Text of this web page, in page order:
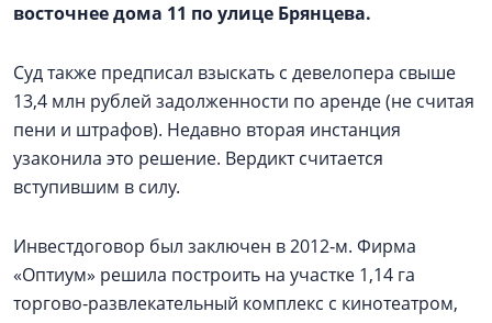
восточнее дома 11 по улице Брянцева.
Суд также предписал взыскать с девелопера свыше
13,4 млн рублей задолженности по аренде (не считая
пени и штрафов). Недавно вторая инстанция
узаконила это решение. Вердикт считается
вступившим в силу.
Инвестдоговор был заключен в 2012‑м. Фирма
«Оптиум» решила построить на участке 1,14 га
торгово‑развлекательный комплекс с кинотеатром,